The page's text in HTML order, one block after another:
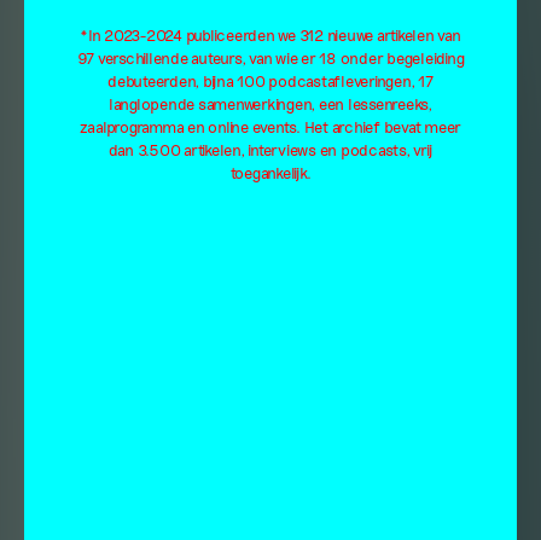
*In 2023-2024 publiceerden we 312 nieuwe artikelen van
97 verschillende auteurs, van wie er 18 onder begeleiding
debuteerden, bijna 100 podcastafleveringen, 17
langlopende samenwerkingen, een lessenreeks,
zaalprogramma en online events. Het archief bevat meer
dan 3.500 artikelen, interviews en podcasts, vrij
toegankelijk.